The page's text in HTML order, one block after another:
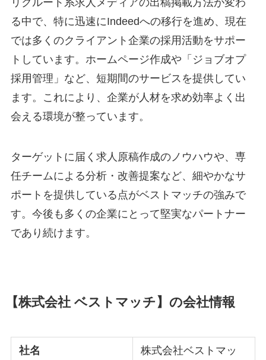
る中で、特に迅速にIndeedへの移行を進め、現在
では多くのクライアント企業の採用活動をサポー
トしています。ホームページ作成や「ジョブオプ
採用管理」など、短期間のサービスを提供してい
ます。これにより、企業が人材を求め効率よく出
会える環境が整っています。
ターゲットに届く求人原稿作成のノウハウや、専
任チームによる分析・改善提案など、細やかなサ
ポートを提供している点がベストマッチの強みで
す。今後も多くの企業にとって堅実なパートナー
であり続けます。
【株式会社 ベストマッチ】の会社情報
社名
株式会社ベストマッ